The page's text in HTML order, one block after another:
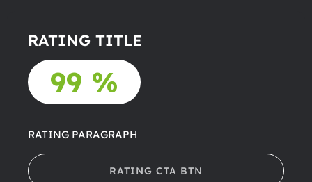
RATING TITLE
99 %
RATING PARAGRAPH
RATING CTA BTN